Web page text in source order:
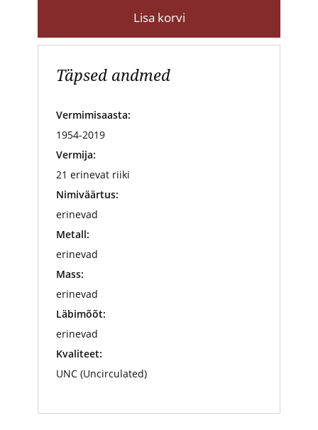
Lisa korvi
Täpsed andmed
Vermimisaasta:
1954-2019
Vermija:
21 erinevat riiki
Nimiväärtus:
erinevad
Metall:
erinevad
Mass:
erinevad
Läbimõõt:
erinevad
Kvaliteet:
UNC (Uncirculated)